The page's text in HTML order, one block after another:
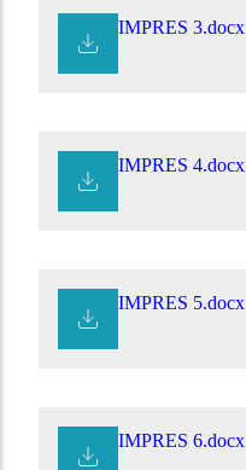
IMPRES 3.docx
IMPRES 4.docx
IMPRES 5.docx
IMPRES 6.docx